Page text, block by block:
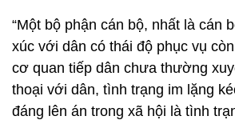
“Một bộ phận cán bộ, nhất là cán
xúc với dân có thái độ phục vụ
cơ quan tiếp dân chưa thường
thoại với dân, tình trạng im lặng
đáng lên án trong xã hội là tình